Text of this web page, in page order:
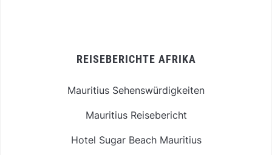
REISEBERICHTE AFRIKA
Mauritius Sehenswürdigkeiten
Mauritius Reisebericht
Hotel Sugar Beach Mauritius